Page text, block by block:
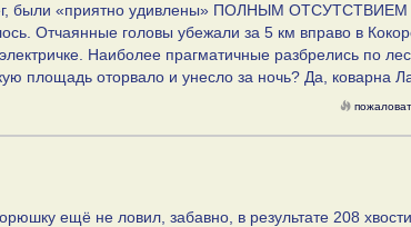
были «приятно удивлены» ПОЛНЫМ
Отчаянные головы убежали за 5 км вправо в
Наиболее прагматичные разбрелись по
оторвало и унесло за ночь? Да, коварна
ещё не ловил, забавно, в результате 208